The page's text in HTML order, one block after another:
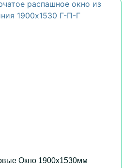
Окно 1900х1530мм